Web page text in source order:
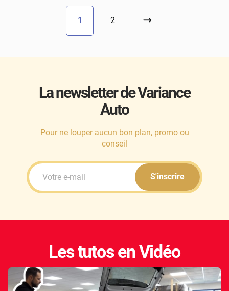
1 2
La newsletter de Variance
Auto
Pour ne louper aucun bon plan, promo ou
conseil
S'inscrire
Les tutos en Vidéo